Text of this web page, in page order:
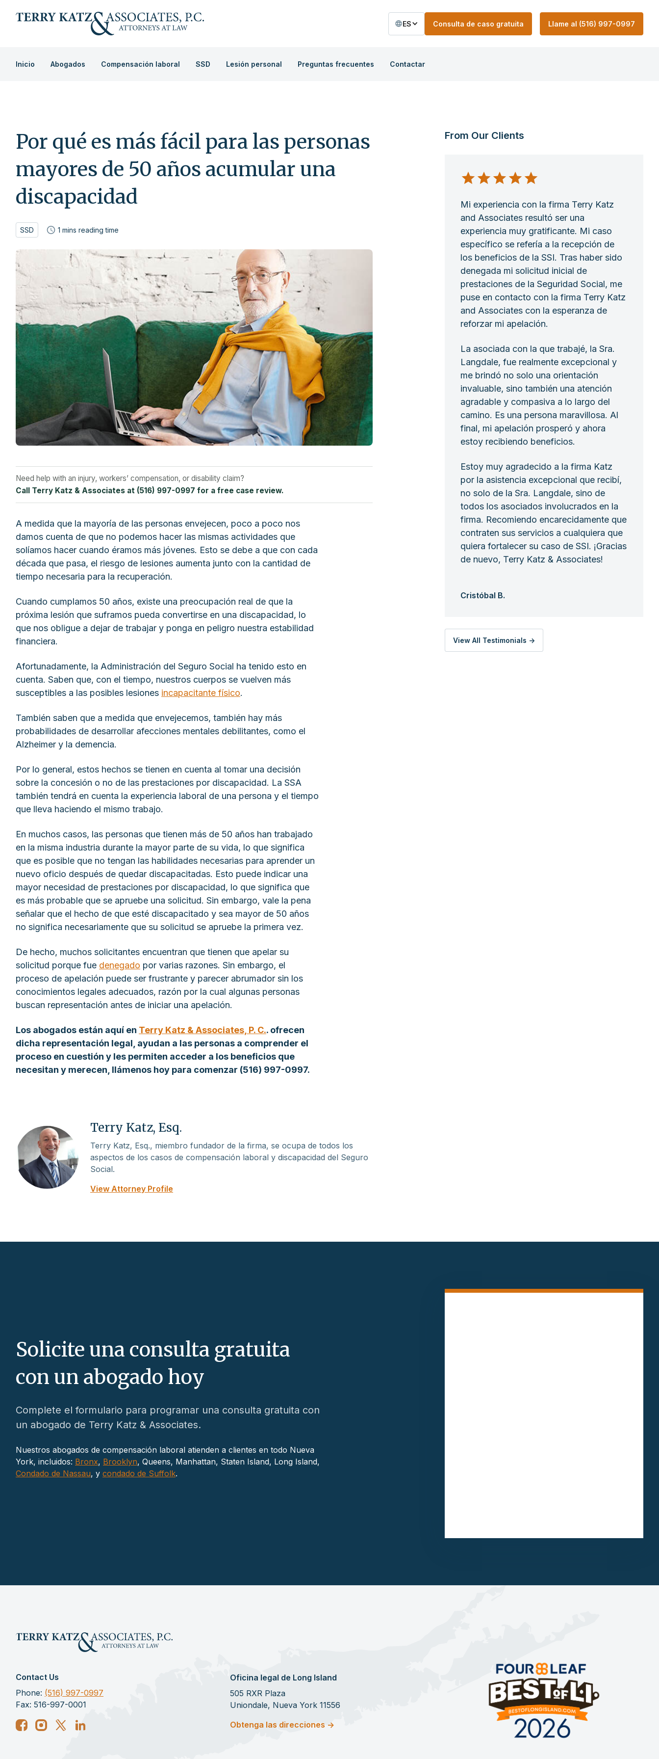
ES Consulta de caso gratuita Llame al (516) 997-0997
Inicio Abogados Compensación laboral SSD Lesión personal Preguntas frecuentes Contactar
Por qué es más fácil para las personas
mayores de 50 años acumular una
discapacidad
SSD 1 mins reading time
Need help with an injury, workers’ compensation, or disability claim?
Call Terry Katz & Associates at (516) 997-0997 for a free case review.
A medida que la mayoría de las personas envejecen, poco a poco nos
damos cuenta de que no podemos hacer las mismas actividades que
solíamos hacer cuando éramos más jóvenes. Esto se debe a que con cada
década que pasa, el riesgo de lesiones aumenta junto con la cantidad de
tiempo necesaria para la recuperación.
Cuando cumplamos 50 años, existe una preocupación real de que la
próxima lesión que suframos pueda convertirse en una discapacidad, lo
que nos obligue a dejar de trabajar y ponga en peligro nuestra estabilidad
financiera.
Afortunadamente, la Administración del Seguro Social ha tenido esto en
cuenta. Saben que, con el tiempo, nuestros cuerpos se vuelven más
susceptibles a las posibles lesiones incapacitante físico.
También saben que a medida que envejecemos, también hay más
probabilidades de desarrollar afecciones mentales debilitantes, como el
Alzheimer y la demencia.
Por lo general, estos hechos se tienen en cuenta al tomar una decisión
sobre la concesión o no de las prestaciones por discapacidad. La SSA
también tendrá en cuenta la experiencia laboral de una persona y el tiempo
que lleva haciendo el mismo trabajo.
En muchos casos, las personas que tienen más de 50 años han trabajado
en la misma industria durante la mayor parte de su vida, lo que significa
que es posible que no tengan las habilidades necesarias para aprender un
nuevo oficio después de quedar discapacitadas. Esto puede indicar una
mayor necesidad de prestaciones por discapacidad, lo que significa que
es más probable que se apruebe una solicitud. Sin embargo, vale la pena
señalar que el hecho de que esté discapacitado y sea mayor de 50 años
no significa necesariamente que su solicitud se apruebe la primera vez.
De hecho, muchos solicitantes encuentran que tienen que apelar su
solicitud porque fue denegado por varias razones. Sin embargo, el
proceso de apelación puede ser frustrante y parecer abrumador sin los
conocimientos legales adecuados, razón por la cual algunas personas
buscan representación antes de iniciar una apelación.
Los abogados están aquí en Terry Katz & Associates, P. C.. ofrecen
dicha representación legal, ayudan a las personas a comprender el
proceso en cuestión y les permiten acceder a los beneficios que
necesitan y merecen, llámenos hoy para comenzar (516) 997-0997.
Terry Katz, Esq.
Terry Katz, Esq., miembro fundador de la firma, se ocupa de todos los
aspectos de los casos de compensación laboral y discapacidad del Seguro
Social.
View Attorney Profile
From Our Clients
Mi experiencia con la firma Terry Katz
and Associates resultó ser una
experiencia muy gratificante. Mi caso
específico se refería a la recepción de
los beneficios de la SSI. Tras haber sido
denegada mi solicitud inicial de
prestaciones de la Seguridad Social, me
puse en contacto con la firma Terry Katz
and Associates con la esperanza de
reforzar mi apelación.
La asociada con la que trabajé, la Sra.
Langdale, fue realmente excepcional y
me brindó no solo una orientación
invaluable, sino también una atención
agradable y compasiva a lo largo del
camino. Es una persona maravillosa. Al
final, mi apelación prosperó y ahora
estoy recibiendo beneficios.
Estoy muy agradecido a la firma Katz
por la asistencia excepcional que recibí,
no solo de la Sra. Langdale, sino de
todos los asociados involucrados en la
firma. Recomiendo encarecidamente que
contraten sus servicios a cualquiera que
quiera fortalecer su caso de SSI. ¡Gracias
de nuevo, Terry Katz & Associates!
Cristóbal B.
View All Testimonials ->
Solicite una consulta gratuita
con un abogado hoy
Complete el formulario para programar una consulta gratuita con
un abogado de Terry Katz & Associates.
Nuestros abogados de compensación laboral atienden a clientes en todo Nueva
York, incluidos: Bronx, Brooklyn, Queens, Manhattan, Staten Island, Long Island,
Condado de Nassau, y condado de Suffolk.
Contact Us
Phone: (516) 997-0997
Fax: 516-997-0001
Oficina legal de Long Island
505 RXR Plaza
Uniondale, Nueva York 11556
Obtenga las direcciones ->